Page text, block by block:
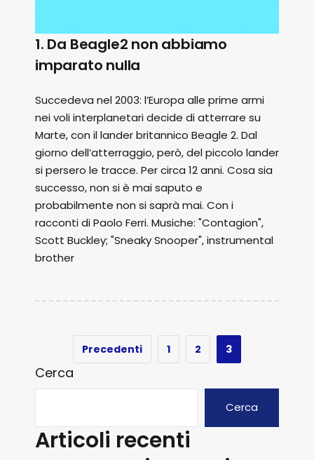
1. Da Beagle2 non abbiamo
imparato nulla
Succedeva nel 2003: l’Europa alle prime armi
nei voli interplanetari decide di atterrare su
Marte, con il lander britannico Beagle 2. Dal
giorno dell’atterraggio, però, del piccolo lander
si persero le tracce. Per circa 12 anni. Cosa sia
successo, non si è mai saputo e
probabilmente non si saprà mai. Con i
racconti di Paolo Ferri. Musiche: "Contagion",
Scott Buckley; "Sneaky Snooper", instrumental
brother
Precedenti 1 2 3
Cerca
Cerca
Articoli recenti